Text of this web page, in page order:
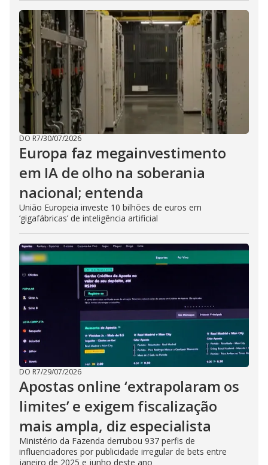
DO R7/30/07/2026
Europa faz megainvestimento
em IA de olho na soberania
nacional; entenda
União Europeia investe 10 bilhões de euros em
‘gigafábricas’ de inteligência artificial
DO R7/29/07/2026
Apostas online ‘extrapolaram os
limites’ e exigem fiscalização
mais ampla, diz especialista
Ministério da Fazenda derrubou 937 perfis de
influenciadores por publicidade irregular de bets entre
janeiro de 2025 e junho deste ano